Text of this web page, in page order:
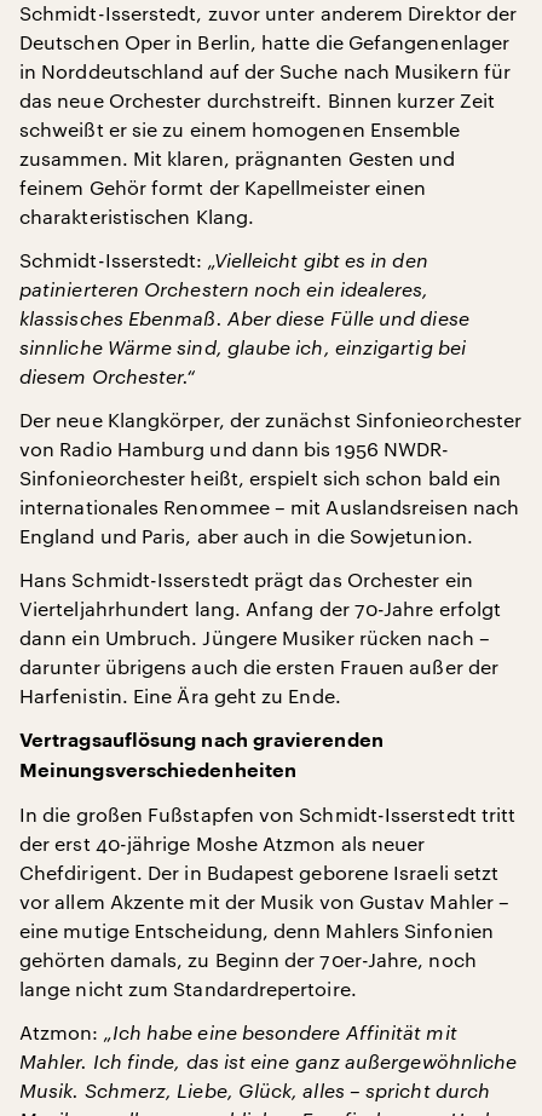
Schmidt-Isserstedt, zuvor unter anderem Direktor der
Deutschen Oper in Berlin, hatte die Gefangenenlager
in Norddeutschland auf der Suche nach Musikern für
das neue Orchester durchstreift. Binnen kurzer Zeit
schweißt er sie zu einem homogenen Ensemble
zusammen. Mit klaren, prägnanten Gesten und
feinem Gehör formt der Kapellmeister einen
charakteristischen Klang.
Schmidt-Isserstedt: „Vielleicht gibt es in den
patinierteren Orchestern noch ein idealeres,
klassisches Ebenmaß. Aber diese Fülle und diese
sinnliche Wärme sind, glaube ich, einzigartig bei
diesem Orchester.“
Der neue Klangkörper, der zunächst Sinfonieorchester
von Radio Hamburg und dann bis 1956 NWDR-
Sinfonieorchester heißt, erspielt sich schon bald ein
internationales Renommee – mit Auslandsreisen nach
England und Paris, aber auch in die Sowjetunion.
Hans Schmidt-Isserstedt prägt das Orchester ein
Vierteljahrhundert lang. Anfang der 70-Jahre erfolgt
dann ein Umbruch. Jüngere Musiker rücken nach –
darunter übrigens auch die ersten Frauen außer der
Harfenistin. Eine Ära geht zu Ende.
Vertragsauflösung nach gravierenden
Meinungsverschiedenheiten
In die großen Fußstapfen von Schmidt-Isserstedt tritt
der erst 40-jährige Moshe Atzmon als neuer
Chefdirigent. Der in Budapest geborene Israeli setzt
vor allem Akzente mit der Musik von Gustav Mahler –
eine mutige Entscheidung, denn Mahlers Sinfonien
gehörten damals, zu Beginn der 70er-Jahre, noch
lange nicht zum Standardrepertoire.
Atzmon: „Ich habe eine besondere Affinität mit
Mahler. Ich finde, das ist eine ganz außergewöhnliche
Musik. Schmerz, Liebe, Glück, alles – spricht durch